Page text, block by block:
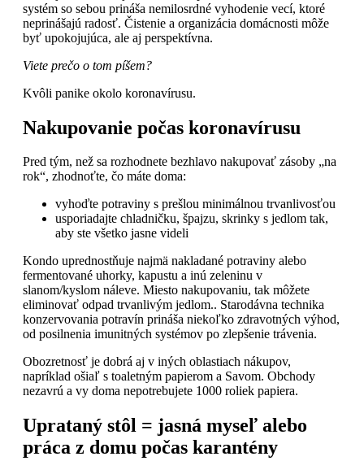
systém so sebou prináša nemilosrdné vyhodenie vecí, ktoré
neprinášajú radosť. Čistenie a organizácia domácnosti môže
byť upokojujúca, ale aj perspektívna.
Viete prečo o tom píšem?
Kvôli panike okolo koronavírusu.
Nakupovanie počas koronavírusu
Pred tým, než sa rozhodnete bezhlavo nakupovať zásoby „na
rok“, zhodnoťte, čo máte doma:
vyhoďte potraviny s prešlou minimálnou trvanlivosťou
usporiadajte chladničku, špajzu, skrinky s jedlom tak,
aby ste všetko jasne videli
Kondo uprednostňuje najmä nakladané potraviny alebo
fermentované uhorky, kapustu a inú zeleninu v
slanom/kyslom náleve. Miesto nakupovaniu, tak môžete
eliminovať odpad trvanlivým jedlom.. Starodávna technika
konzervovania potravín prináša niekoľko zdravotných výhod,
od posilnenia imunitných systémov po zlepšenie trávenia.
Obozretnosť je dobrá aj v iných oblastiach nákupov,
napríklad ošiaľ s toaletným papierom a Savom. Obchody
nezavrú a vy doma nepotrebujete 1000 roliek papiera.
Uprataný stôl = jasná myseľ alebo
práca z domu počas karantény